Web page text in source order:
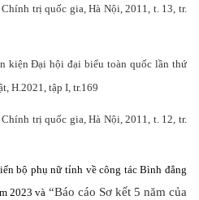
trị quốc gia, Hà Nội, 2011, t. 13, tr.
kiện Đại hội đại biểu toàn quốc lần thứ
H.2021, tập I, tr.169
trị quốc gia, Hà Nội, 2011, t. 12, tr.
bộ phụ nữ tỉnh về công tác Bình đẳng
2023 và “Báo cáo Sơ kết 5 năm của